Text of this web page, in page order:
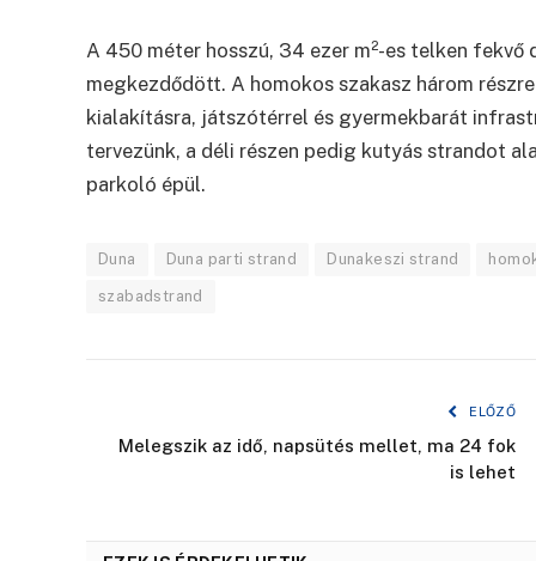
A 450 méter hosszú, 34 ezer m²-es telken
megkezdődött. A homokos szakasz három
kialakításra, játszótérrel és gyermekbarát
tervezünk, a déli részen pedig kutyás strandot
parkoló épül.
Duna Duna parti strand Dunakeszi strand
szabadstrand
ELŐZŐ
Melegszik az idő, napsütés mellet, ma 24 fok
is lehet